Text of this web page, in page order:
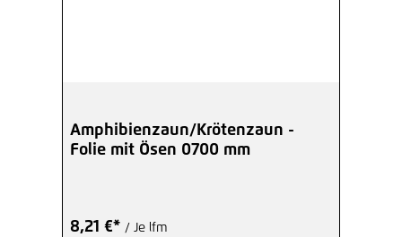
Amphibienzaun/Krötenzaun -
Folie mit Ösen 0700 mm
8,21 €* / Je lfm